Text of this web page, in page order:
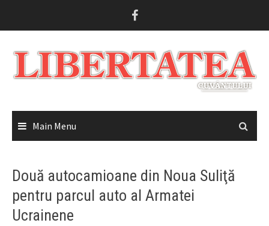
Main Menu
Două autocamioane din Noua Suliţă
pentru parcul auto al Armatei
Ucrainene